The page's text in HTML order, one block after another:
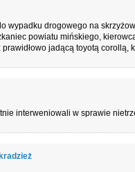
wypadku drogowego na
powiatu mińskiego,
jadącą toyotą corollą,
interweniowali w sprawie